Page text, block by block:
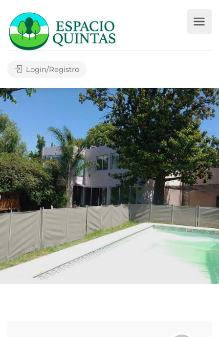
Login/Registro